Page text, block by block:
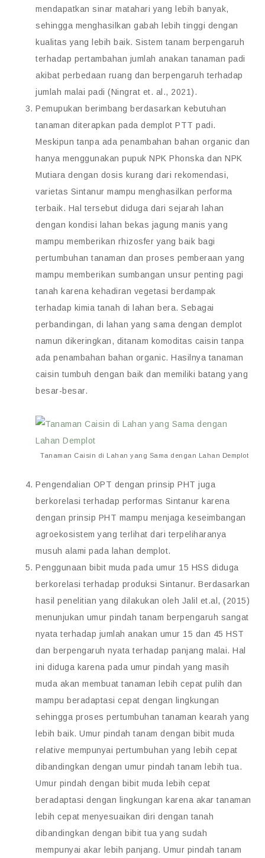
mendapatkan sinar matahari yang lebih banyak,
sehingga menghasilkan gabah lebih tinggi dengan
kualitas yang lebih baik. Sistem tanam berpengaruh
terhadap pertambahan jumlah anakan tanaman padi
akibat perbedaan ruang dan berpengaruh terhadap
jumlah malai padi (Ningrat et. al., 2021).
Pemupukan berimbang berdasarkan kebutuhan
tanaman diterapkan pada demplot PTT padi.
Meskipun tanpa ada penambahan bahan organic dan
hanya menggunakan pupuk NPK Phonska dan NPK
Mutiara dengan dosis kurang dari rekomendasi,
varietas Sintanur mampu menghasilkan performa
terbaik. Hal tersebut diduga dari sejarah lahan
dengan kondisi lahan bekas jagung manis yang
mampu memberikan rhizosfer yang baik bagi
pertumbuhan tanaman dan proses pemberaan yang
mampu memberikan sumbangan unsur penting pagi
tanah karena kehadiran vegetasi berdampak
terhadap kimia tanah di lahan bera. Sebagai
perbandingan, di lahan yang sama dengan demplot
namun dikeringkan, ditanam komoditas caisin tanpa
ada penambahan bahan organic. Hasilnya tanaman
caisin tumbuh dengan baik dan memiliki batang yang
besar-besar.
Tanaman Caisin di Lahan yang Sama dengan Lahan Demplot
Pengendalian OPT dengan prinsip PHT juga
berkorelasi terhadap performas Sintanur karena
dengan prinsip PHT mampu menjaga keseimbangan
agroekosistem yang terlihat dari terpeliharanya
musuh alami pada lahan demplot.
Penggunaan bibit muda pada umur 15 HSS diduga
berkorelasi terhadap produksi Sintanur. Berdasarkan
hasil penelitian yang dilakukan oleh Jalil et.al, (2015)
menunjukan umur pindah tanam berpengaruh sangat
nyata terhadap jumlah anakan umur 15 dan 45 HST
dan berpengaruh nyata terhadap panjang malai. Hal
ini diduga karena pada umur pindah yang masih
muda akan membuat tanaman lebih cepat pulih dan
mampu beradaptasi cepat dengan lingkungan
sehingga proses pertumbuhan tanaman kearah yang
lebih baik. Umur pindah tanam dengan bibit muda
relative mempunyai pertumbuhan yang lebih cepat
dibandingkan dengan umur pindah tanam lebih tua.
Umur pindah dengan bibit muda lebih cepat
beradaptasi dengan lingkungan karena akar tanaman
lebih cepat menyesuaikan diri dengan tanah
dibandingkan dengan bibit tua yang sudah
mempunyai akar lebih panjang. Umur pindah tanam